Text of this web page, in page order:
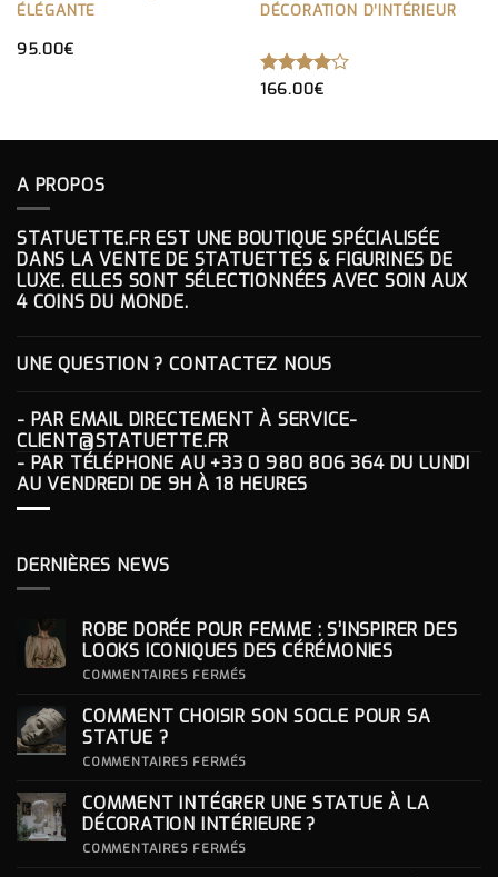
ÉLÉGANTE
95.00€
DÉCORATION D’INTÉRIEUR
NOTE
166.00€
A PROPOS
STATUETTE.FR EST UNE BOUTIQUE SPÉCIALISÉE
DANS LA VENTE DE STATUETTES & FIGURINES DE
LUXE. ELLES SONT SÉLECTIONNÉES AVEC SOIN AUX
4 COINS DU MONDE.
UNE QUESTION ? CONTACTEZ NOUS
- PAR EMAIL DIRECTEMENT À SERVICE-
CLIENT@STATUETTE.FR
- PAR TÉLÉPHONE AU +33 0 980 806 364DU LUNDI
AU VENDREDI DE 9H À 18 HEURES
DERNIÈRES NEWS
ROBE DORÉE POUR FEMME : S’INSPIRER DES
LOOKS ICONIQUES DES CÉRÉMONIES
COMMENTAIRES FERMÉS
POUR
ICONIQUES
DES
CÉRÉMONIES
COMMENT CHOISIR SON SOCLE POUR SA
STATUE ?
COMMENTAIRES FERMÉS
SON
SOCLE
POUR
COMMENT INTÉGRER UNE STATUE À LA
DÉCORATION INTÉRIEURE ?
COMMENTAIRES FERMÉS